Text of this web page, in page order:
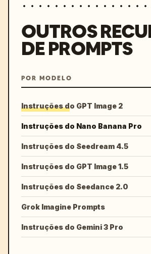
OUTROS
DE PROMPTS
POR MODELO
Instruções do GPT Image 2
Instruções do Nano Banana Pro
Instruções do Seedream 4.5
Instruções do GPT Image 1.5
Instruções do Seedance 2.0
Grok Imagine Prompts
Instruções do Gemini 3 Pro